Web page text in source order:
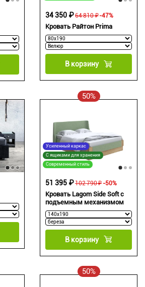
Кровать Райтон Prima
64 810 ₽
34 350 ₽ -47%
В корзину
50%
Усиленный каркас
С ящиками для хранения
Современный стиль
Кровать Lagom Side Soft с
подъемным механизмом
102 790 ₽
51 395 ₽ -50%
В корзину
50%